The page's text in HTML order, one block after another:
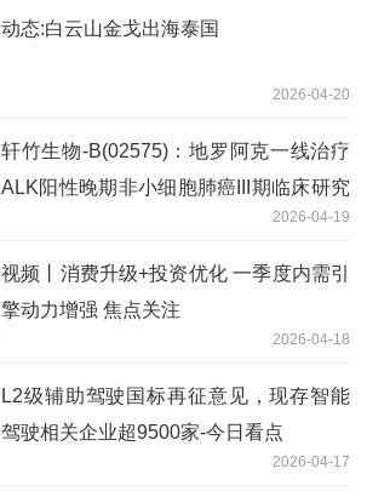
动态:白云山金戈出海泰国
2026-04-20
轩竹生物-B(02575)：地罗阿克一线治疗
ALK阳性晚期非小细胞肺癌III期临床研究
2026-04-19
视频丨消费升级+投资优化 一季度内需引
擎动力增强 焦点关注
2026-04-18
L2级辅助驾驶国标再征意见，现存智能
驾驶相关企业超9500家-今日看点
2026-04-17